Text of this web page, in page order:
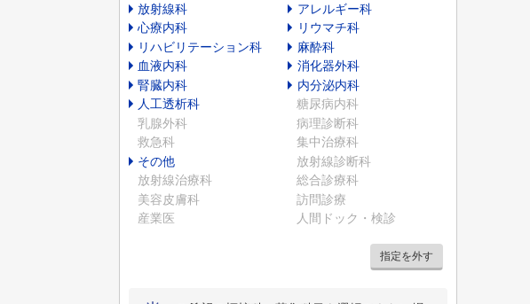
放射線科
アレルギー科
心療内科
リウマチ科
リハビリテーション科
麻酔科
血液内科
消化器外科
腎臓内科
内分泌内科
人工透析科
糖尿病内科
乳腺外科
病理診断科
救急科
集中治療科
その他
放射線診断科
放射線治療科
総合診療科
美容皮膚科
訪問診療
産業医
人間ドック・検診
指定を外す